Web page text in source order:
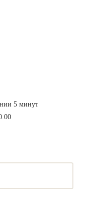
5 минут